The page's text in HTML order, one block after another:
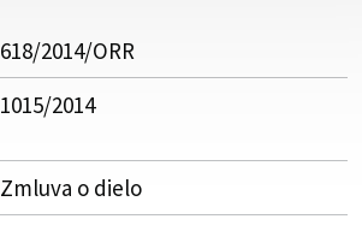
618/2014/ORR
1015/2014
Zmluva o dielo